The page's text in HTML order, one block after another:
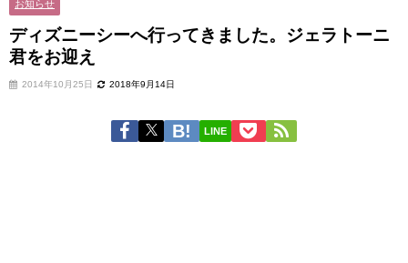
お知らせ
ディズニーシーへ行ってきました。ジェラトーニ
君をお迎え
2014年10月25日 2018年9月14日
LINE